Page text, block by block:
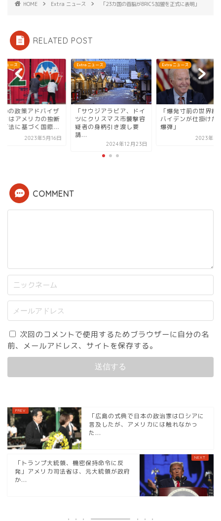
HOME Extra ニュース 「23カ国の首脳がBRICS加盟を正式に表明」
RELATED POST
ニュース
の政策アドバイザ
ちはアメリカの独断
『法に基づく国際...
2023年5月16日
Extra ニュース
「サウジアラビア、ドイ
ツにクリスマス市襲撃容
疑者の身柄引き渡し要
請...
2024年12月23日
Extra ニュース
「爆発寸前の世界経
バイデンが仕掛けた
爆弾」
2023年5
COMMENT
次回のコメントで使用するためブラウザーに自分の名
前、メールアドレス、サイトを保存する。
「広島の式典で日本の政治家はロシアに
言及したが、アメリカには触れなかっ
た...
「トランプ大統領、機密保持命令に反
発」アメリカ司法省は、元大統領が政府
か...